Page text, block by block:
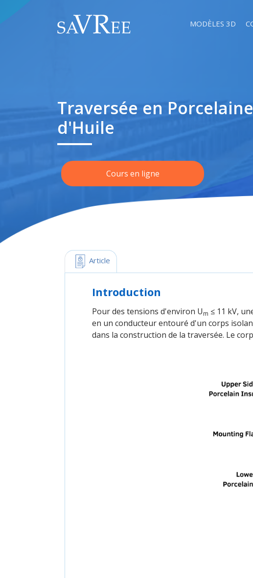
MODÈLES 3D
Traversée en
d'Huile
Cours en ligne
Article
Introduction
Pour des tensions d'environ Um ≤ 11 kV,
en un conducteur entouré d'un corps
dans la construction de la traversée. Le